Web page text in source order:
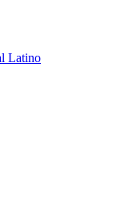
Latino